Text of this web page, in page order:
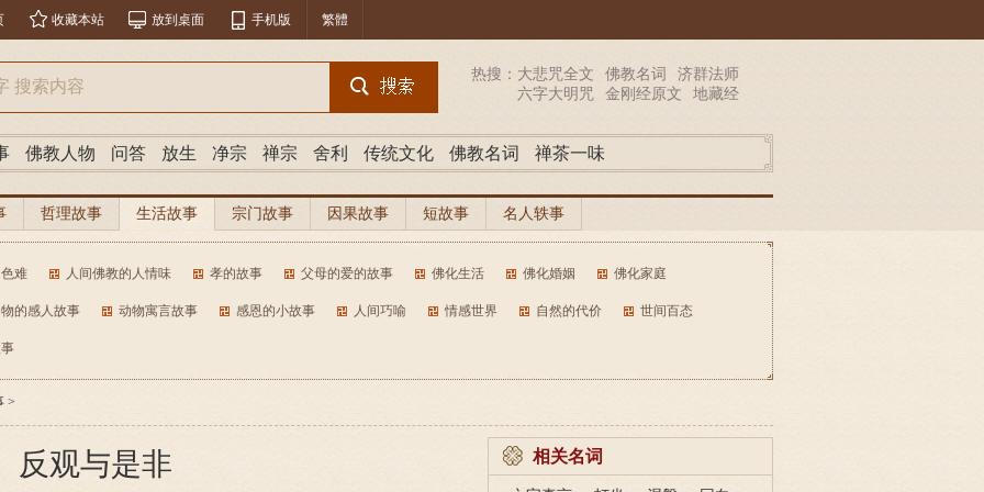
收藏本站 放到桌面 手机版 繁體
热搜： 大悲咒全文 佛教名词
济群法师
六字大明咒
金刚经原文 地藏经
佛教人物 问答 放生 净宗 禅宗 舍利 传统文化 佛教名词 禅茶一味
哲理故事 生活故事 宗门故事 因果故事 短故事 名人轶事
色难 人间佛教的人情味 孝的故事 父母的爱的故事 佛化生活 佛化婚姻 佛化家庭
的感人故事 动物寓言故事 感恩的小故事 人间巧喻 情感世界 自然的代价 世间百态
>
反观与是非 相关名词